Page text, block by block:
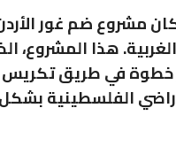
مشروع ضم غور
هذا المشروع،
خطوة في طريق تكريس
الفلسطينية